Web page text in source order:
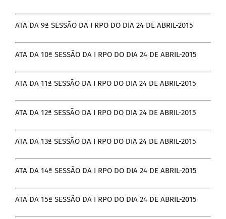
ATA DA 9ª SESSÃO DA I RPO DO DIA 24 DE ABRIL-2015
ATA DA 10ª SESSÃO DA I RPO DO DIA 24 DE ABRIL-2015
ATA DA 11ª SESSÃO DA I RPO DO DIA 24 DE ABRIL-2015
ATA DA 12ª SESSÃO DA I RPO DO DIA 24 DE ABRIL-2015
ATA DA 13ª SESSÃO DA I RPO DO DIA 24 DE ABRIL-2015
ATA DA 14ª SESSÃO DA I RPO DO DIA 24 DE ABRIL-2015
ATA DA 15ª SESSÃO DA I RPO DO DIA 24 DE ABRIL-2015